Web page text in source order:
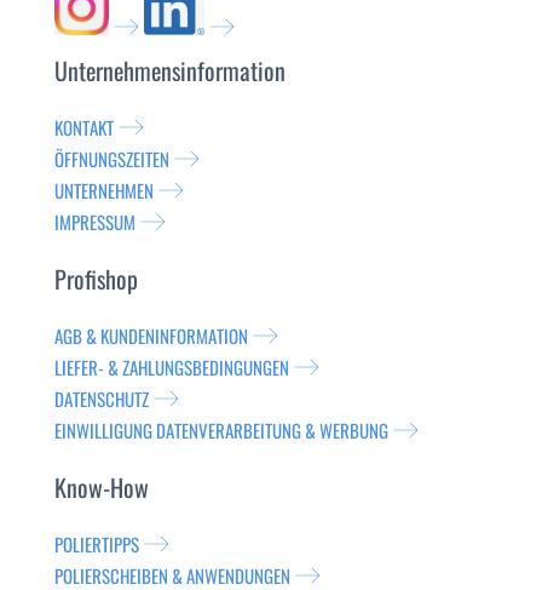
Unternehmensinformation
KONTAKT
ÖFFNUNGSZEITEN
UNTERNEHMEN
IMPRESSUM
Profishop
AGB & KUNDENINFORMATION
LIEFER- & ZAHLUNGSBEDINGUNGEN
DATENSCHUTZ
EINWILLIGUNG DATENVERARBEITUNG & WERBUNG
Know-How
POLIERTIPPS
POLIERSCHEIBEN & ANWENDUNGEN